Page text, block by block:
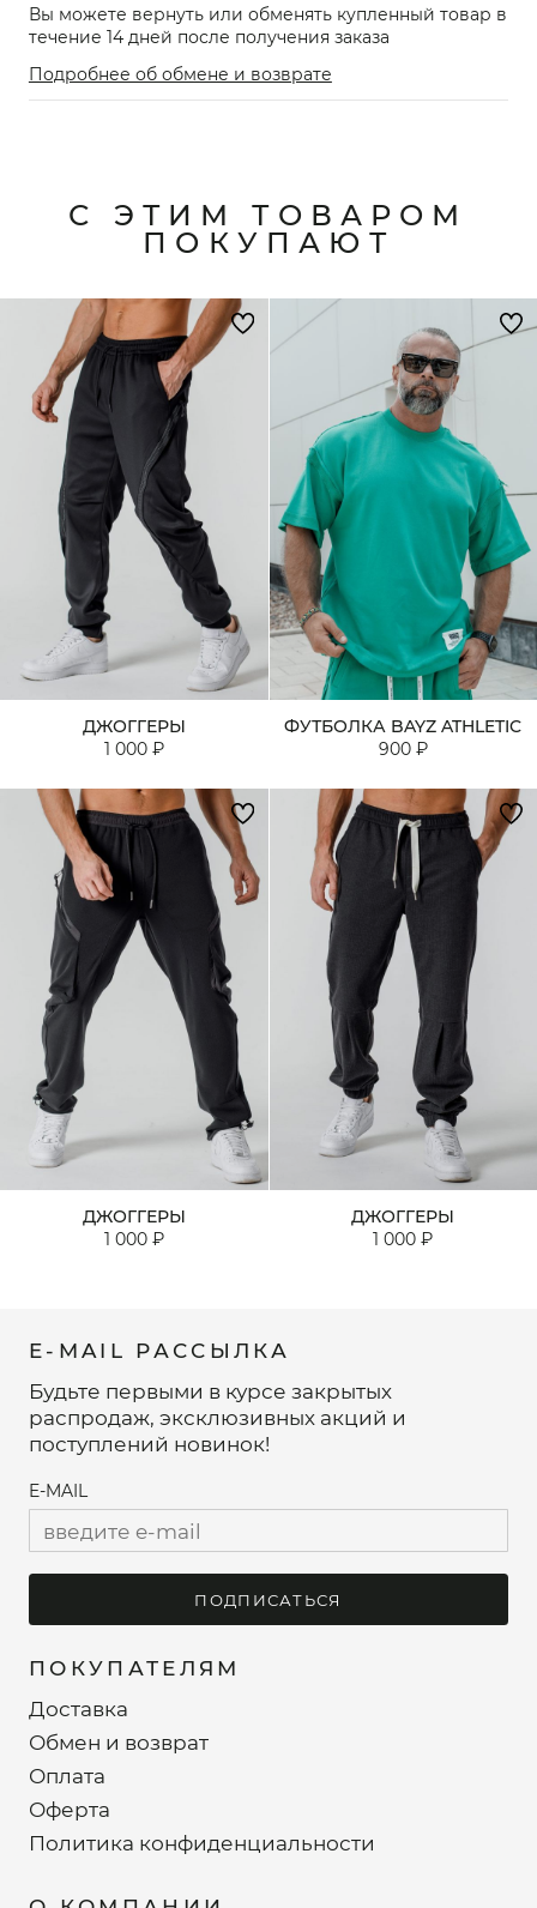
Вы можете вернуть или обменять купленный товар в
течение 14 дней после получения заказа
Подробнее об обмене и возврате
С ЭТИМ ТОВАРОМ
ПОКУПАЮТ
ДЖОГГЕРЫ
1 000 ₽
ФУТБОЛКА BAYZ ATHLETIC
900 ₽
ДЖОГГЕРЫ
1 000 ₽
ДЖОГГЕРЫ
1 000 ₽
ПОКУПАТЕЛЯМ
Доставка
Обмен и возврат
Оплата
Оферта
Политика конфиденциальности
E-MAIL РАССЫЛКА
Будьте первыми в курсе закрытых
распродаж, эксклюзивных акций и
поступлений новинок!
E-MAIL
ПОДПИСАТЬСЯ